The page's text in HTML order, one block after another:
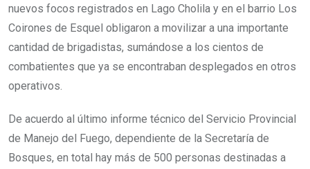
nuevos focos registrados en Lago Cholila y en el barrio Los
Coirones de Esquel obligaron a movilizar a una importante
cantidad de brigadistas, sumándose a los cientos de
combatientes que ya se encontraban desplegados en otros
operativos.
De acuerdo al último informe técnico del Servicio Provincial
de Manejo del Fuego, dependiente de la Secretaría de
Bosques, en total hay más de 500 personas destinadas a